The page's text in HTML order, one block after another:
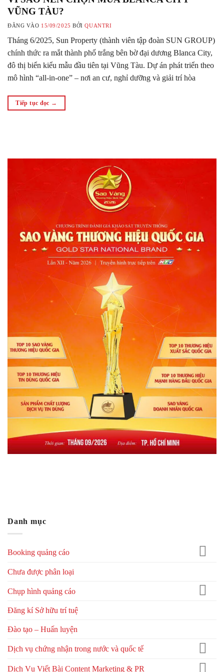
VŨNG TÀU?
ĐĂNG VÀO 15/09/2025 BỞIQUANTRI
Tháng 6/2025, Sun Property (thành viên tập đoàn SUN GROUP)
chính thức ra mắt thành phố trắng bên bờ đại dương Blanca City,
đô thị biển kiểu mẫu đầu tiên tại Vũng Tàu. Dự án phát triển theo
mô hình “all-in-one” – nơi an cư, nghỉ dưỡng và giải trí hòa
Tiếp tục đọc →
Danh mục
Booking quảng cáo
Chưa được phân loại
Chụp hình quảng cáo
Đăng kí Sở hữu trí tuệ
Đào tạo – Huấn luyện
Dịch vụ chứng nhận trong nước và quốc tế
Dịch Vụ Viết Bài Content Marketing & PR